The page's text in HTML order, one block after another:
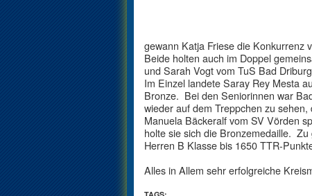
gewann Katja Friese die Konkurrenz
Beide holten auch im Doppel
und Sarah Vogt vom TuS Bad
Im Einzel landete Saray Rey Mesta
Bronze. Bei den Seniorinnen war
wieder auf dem Treppchen zu
Manuela Bäckeralf vom SV Vörden
holte sie sich die Bronzemedaille.
Herren B Klasse bis 1650 TTR-
Alles in Allem sehr erfolgreiche